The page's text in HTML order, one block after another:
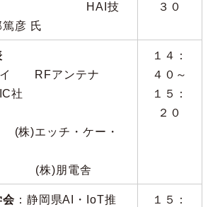
技
彦 氏
３０
イ RFアンテナ
社
ア
ッチ・ケー・
) (株)朋電舎
１４：
４０～
１５：
２０
：静岡県AI・IoT推
１５：